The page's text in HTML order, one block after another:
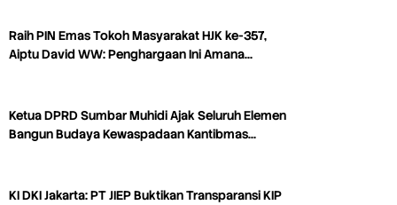
Raih PIN Emas Tokoh Masyarakat HJK ke-357,
Aiptu David WW: Penghargaan Ini Amana…
Ketua DPRD Sumbar Muhidi Ajak Seluruh Elemen
Bangun Budaya Kewaspadaan Kantibmas…
KI DKI Jakarta: PT JIEP Buktikan Transparansi KIP